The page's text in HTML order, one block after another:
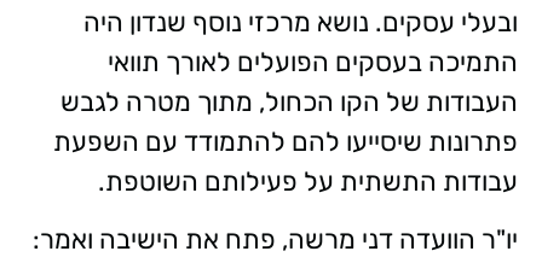
ובעלי עסקים. נושא מרכזי נוסף שנדון היה
התמיכה בעסקים הפועלים לאורך תוואי
העבודות של הקו הכחול, מתוך מטרה לגבש
פתרונות שיסייעו להם להתמודד עם השפעת
עבודות התשתית על פעילותם השוטפת.
יו"ר הוועדה דני מרשה, פתח את הישיבה ואמר: